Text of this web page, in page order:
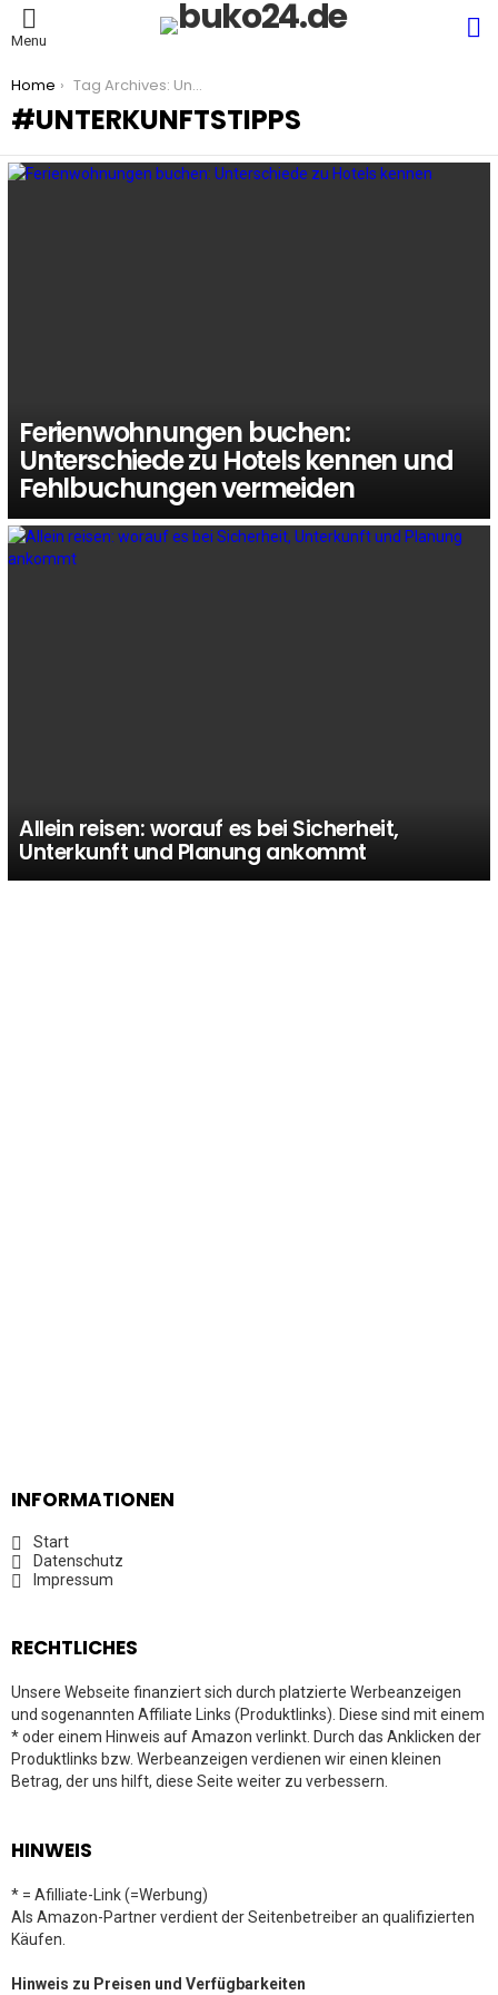
Menu
You are here:
Home Tag Archives: Unterkunftstipps
UNTERKUNFTSTIPPS
Ferienwohnungen buchen:
Unterschiede zu Hotels kennen und
Fehlbuchungen vermeiden
Allein reisen: worauf es bei Sicherheit,
Unterkunft und Planung ankommt
INFORMATIONEN
Start
Datenschutz
Impressum
RECHTLICHES
Unsere Webseite finanziert sich durch platzierte Werbeanzeigen
und sogenannten Affiliate Links (Produktlinks). Diese sind mit einem
* oder einem Hinweis auf Amazon verlinkt. Durch das Anklicken der
Produktlinks bzw. Werbeanzeigen verdienen wir einen kleinen
Betrag, der uns hilft, diese Seite weiter zu verbessern.
HINWEIS
* = Afilliate-Link (=Werbung)
Als Amazon-Partner verdient der Seitenbetreiber an qualifizierten
Käufen.
Hinweis zu Preisen und Verfügbarkeiten